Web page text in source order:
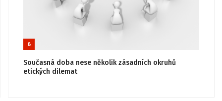
6
Současná doba nese několik zásadních okruhů
etických dilemat